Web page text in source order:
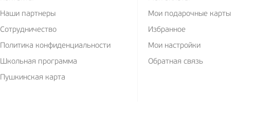
Наши партнеры
Сотрудничество
Политика конфиденциальности
Школьная программа
Пушкинская карта
Мои подарочные карты
Избранное
Мои настройки
Обратная связь